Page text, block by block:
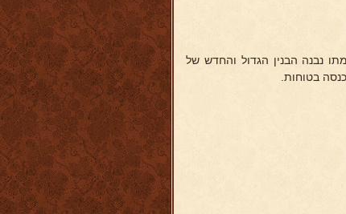
נבנה הבנין הגדול והחדש של
בטוחות.